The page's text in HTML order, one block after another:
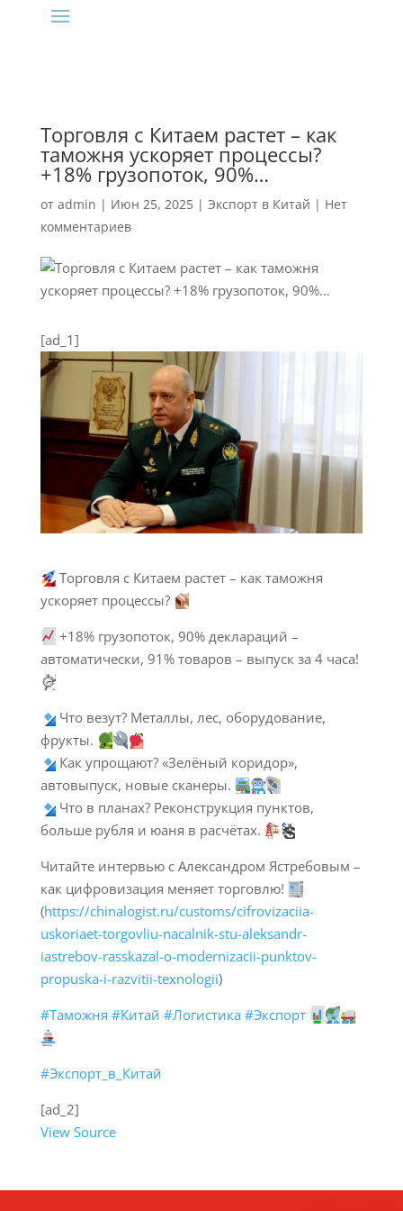
Торговля с Китаем растет – как
таможня ускоряет процессы?
+18% грузопоток, 90%…
от admin | Июн 25, 2025| Экспорт в Китай | Нет
комментариев
[ad_1]
Торговля с Китаем растет – как таможня
ускоряет процессы?
+18% грузопоток, 90% деклараций –
автоматически, 91% товаров – выпуск за 4 часа!
Что везут? Металлы, лес, оборудование,
фрукты.
Как упрощают? «Зелёный коридор»,
автовыпуск, новые сканеры.
Что в планах? Реконструкция пунктов,
больше рубля и юаня в расчётах.
Читайте интервью с Александром Ястребовым –
как цифровизация меняет торговлю!
(https://chinalogist.ru/customs/cifrovizaciia-
uskoriaet-torgovliu-nacalnik-stu-aleksandr-
iastrebov-rasskazal-o-modernizacii-punktov-
propuska-i-razvitii-texnologii)
#Таможня #Китай #Логистика #Экспорт
#Экспорт_в_Китай
[ad_2]
View Source